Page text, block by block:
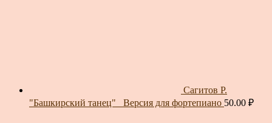
Сагитов Р.
"Башкирский танец"_ Версия для фортепиано 50.00 ₽